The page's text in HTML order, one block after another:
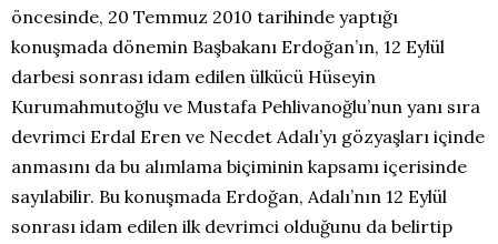
öncesinde, 20 Temmuz 2010 tarihinde yaptığı
konuşmada dönemin Başbakanı Erdoğan’ın, 12 Eylül
darbesi sonrası idam edilen ülkücü Hüseyin
Kurumahmutoğlu ve Mustafa Pehlivanoğlu’nun yanı sıra
devrimci Erdal Eren ve Necdet Adalı’yı gözyaşları içinde
anmasını da bu alımlama biçiminin kapsamı içerisinde
sayılabilir. Bu konuşmada Erdoğan, Adalı’nın 12 Eylül
sonrası idam edilen ilk devrimci olduğunu da belirtip